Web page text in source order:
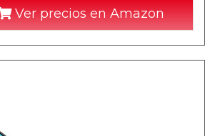
Ver precios en Amazon